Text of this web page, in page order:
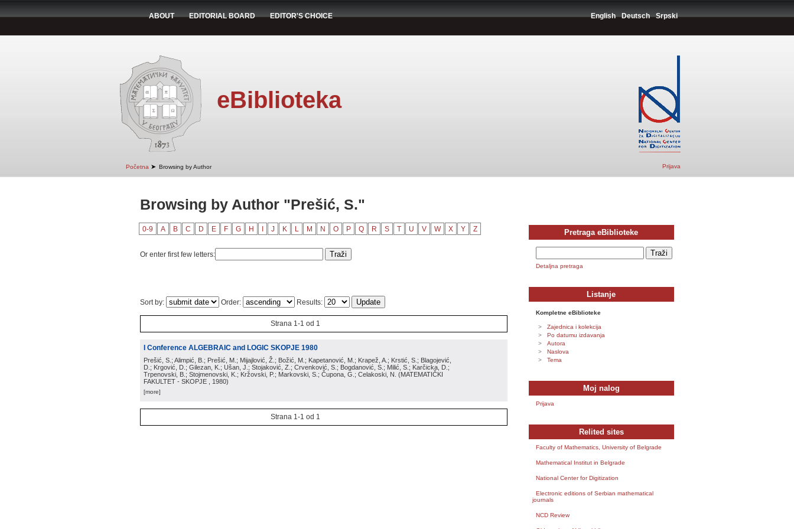
ABOUT EDITORIAL BOARD EDITOR'S CHOICE English Deutsch Srpski
eBiblioteka
Početna ➤ Browsing by Author Prijava
Browsing by Author "Prešić, S."
0-9 A B C D E F G H J K L M N O P Q R S T U V W X Y Z
Or enter first few letters:
Sort by: Order: Results:
Strana 1-1 od 1
I Conference ALGEBRAIC and LOGIC SKOPJE 1980
Prešić, S.; Alimpić, B.; Prešić, M.; Mijajlović, Ž.; Božić, M.; Kapetanović, M.; Krapež, A.; Krstić, S.; Blagojević,
D.; Krgović, D.; Gilezan, K.; Ušan, J.; Stojaković, Z.; Crvenković, S.; Bogdanović, S.; Milić, S.; Karčicka, D.;
Trpenovski, B.; Stojmenovski, K.; Kržovski, P.; Markovski, S.; Čupona, G.; Celakoski, N. (MATEMATIČKI
FAKULTET - SKOPJE
, 1980)
[more]
Strana 1-1 od 1
Pretraga eBiblioteke
Detaljna pretraga
Listanje
Kompletne eBiblioteke
Zajednica i kolekcija
Po datumu izdavanja
Autora
Naslova
Tema
Moj nalog
Prijava
Relited sites
Faculty of Mathematics, University of Belgrade
Mathematical Institut in Belgrade
National Center for Digitization
Electronic editions of Serbian mathematical
journals
NCD Review